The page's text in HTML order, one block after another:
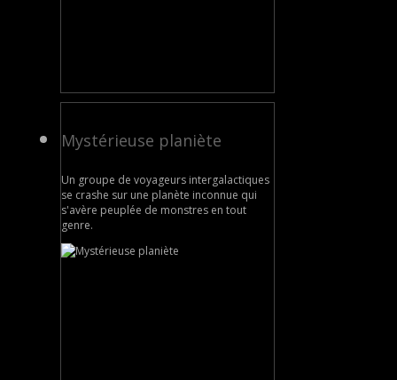
Mystérieuse planiète
Un groupe de voyageurs intergalactiques
se crashe sur une planète inconnue qui
s'avère peuplée de monstres en tout
genre.